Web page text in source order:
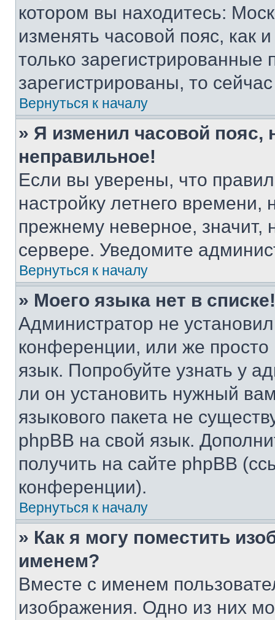
котором вы находитесь:
изменять часовой пояс, как
только
зарегистрированы, то
Вернуться к началу
» Я изменил часовой пояс,
неправильное!
Если вы уверены, что
настройку летнего
прежнему неверное, значит,
сервере. Уведомите
Вернуться к началу
» Моего языка нет в списке!
Администратор не
конференции, или же
язык. Попробуйте узнать у
ли он установить нужный
языкового пакета не
phpBB на свой язык.
получить на сайте phpBB
конференции).
Вернуться к началу
» Как я могу поместить
именем?
Вместе с именем
изображения. Одно из них